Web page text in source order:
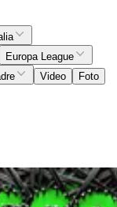
Europa League
Video
Foto